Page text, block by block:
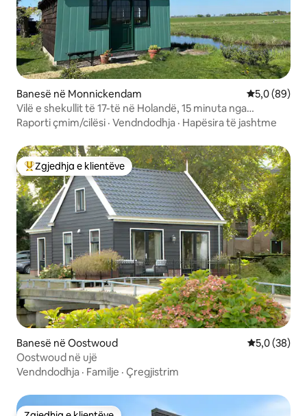
Banesë në Monnickendam Vlerësimi
5,0 (89)
Vilë e shekullit të 17-të në Holandë, 15 minuta nga
Amsterdami
Raporti çmim/cilësi · Vendndodhja · Hapësira të jashtme
Më të mirat e zgjedhjeve të klientëve
Zgjedhja e klientëve
Banesë në Oostwoud Vlerësimi
5,0 (38)
Oostwoud në ujë
Vendndodhja · Familje · Çregjistrim